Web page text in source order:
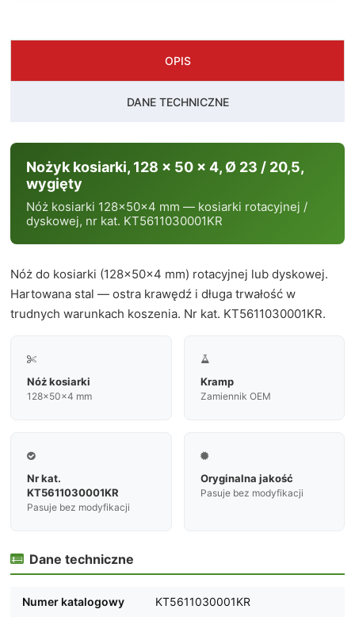
OPIS
DANE TECHNICZNE
Nożyk kosiarki, 128 x 50 x 4, Ø 23 / 20,5,
wygięty
Nóż kosiarki 128×50×4 mm — kosiarki rotacyjnej /
dyskowej, nr kat. KT5611030001KR
Nóż do kosiarki (128×50×4 mm) rotacyjnej lub dyskowej.
Hartowana stal — ostra krawędź i długa trwałość w
trudnych warunkach koszenia. Nr kat. KT5611030001KR.

Nóż kosiarki
128×50×4 mm

Kramp
Zamiennik OEM

Nr kat.
KT5611030001KR
Pasuje bez modyfikacji

Oryginalna jakość
Pasuje bez modyfikacji
 Dane techniczne
Numer katalogowy KT5611030001KR